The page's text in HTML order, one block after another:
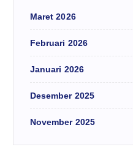
Maret 2026
Februari 2026
Januari 2026
Desember 2025
November 2025